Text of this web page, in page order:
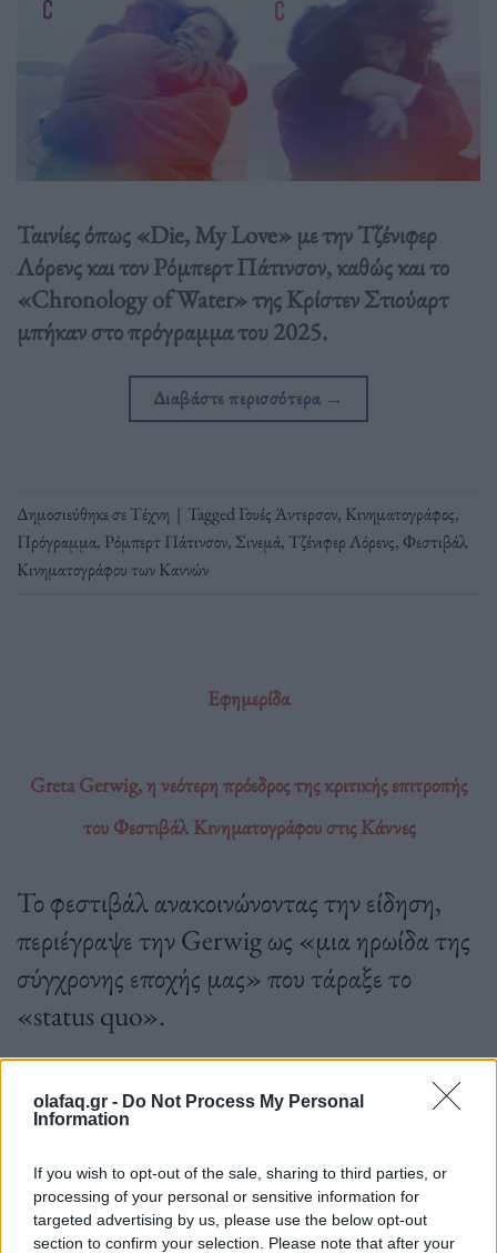
olafaq.gr - Do Not Process My Personal
Information
If you wish to opt-out of the sale, sharing to third parties, or
processing of your personal or sensitive information for
targeted advertising by us, please use the below opt-out
section to confirm your selection. Please note that after your
Ταινίες όπως «Die, My Love» με την Τζένιφερ
Λόρενς και τον Ρόμπερτ Πάτινσον, καθώς και το
«Chronology of Water» της Κρίστεν Στιούαρτ
μπήκαν στο πρόγραμμα του 2025.
Διαβάστε περισσότερα →
Δημοσιεύθηκε σεΤέχνη | TaggedΓουές Άντερσον, Κινηματογράφος,
Πρόγραμμα, Ρόμπερτ Πάτινσον, Σινεμά, Τζένιφερ Λόρενς, Φεστιβάλ
Κινηματογράφου των Καννών
Εφημερίδα
Greta Gerwig, η νεότερη πρόεδρος της κριτικής επιτροπής
του Φεστιβάλ Κινηματογράφου στις Κάννες
Το φεστιβάλ ανακοινώνοντας την είδηση,
περιέγραψε την Gerwig ως «μια ηρωίδα της
σύγχρονης εποχής μας» που τάραξε το
«status quo».
14.12.2023